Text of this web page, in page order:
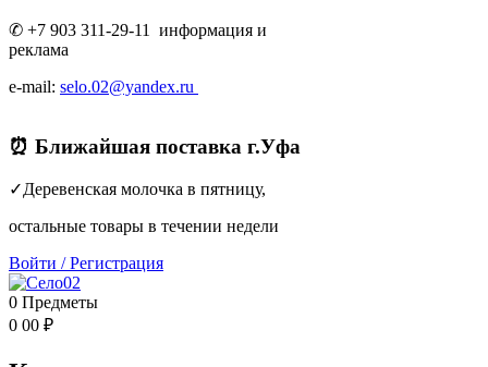
✆ +7 903 311-29-11 информация и
реклама
e-mail: selo.02@yandex.ru
⏰ Ближайшая поставка г.Уфа
✓Деревенская молочка в пятницу,
остальные товары в течении недели
Войти /Регистрация
0 Предметы
0 00 ₽